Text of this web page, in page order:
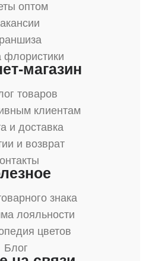
оптом
магазин
товаров
клиентам
и доставка
и возврат
знака
лояльности
цветов
Блог